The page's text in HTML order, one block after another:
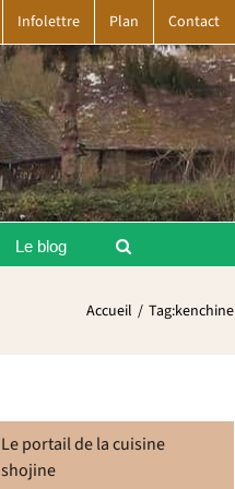
Infolettre Plan Contact
Le blog
Accueil Tag:kenchine
Le portail de la cuisine
shojine